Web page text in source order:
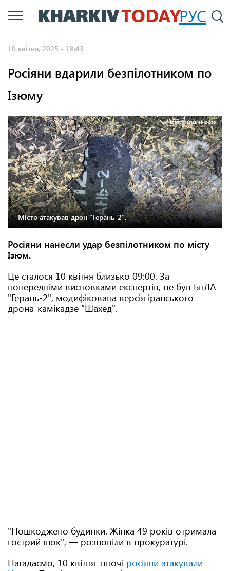
Перейти
до
РУС
10 квітня, 2025 - 18:43
Росіяни вдарили безпілотником по
Ізюму
Ілюстративне фото.
Місто атакував дрон "Герань-2".
Росіяни нанесли удар безпілотником по місту
Ізюм.
Це сталося 10 квітня близько 09:00. За
попередніми висновками експертів, це був БпЛА
"Герань-2", модифікована версія іранського
дрона-камікадзе "Шахед".
"Пошкоджено будинки. Жінка 49 років отримала
гострий шок", — розповіли в прокуратурі.
Нагадаємо, 10 квітня вночі росіяни атакували